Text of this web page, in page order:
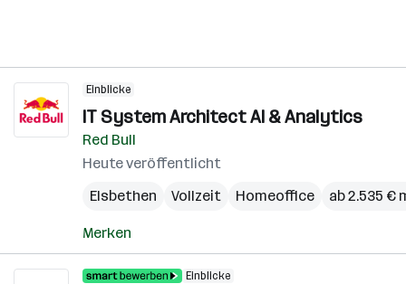
Einblicke
IT System Architect AI & Analytics
Red Bull
Heute veröffentlicht
Elsbethen
Vollzeit Homeoffice ab 2.535 €
Merken
Einblicke